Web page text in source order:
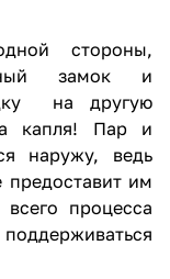
стороны,
замок и
на другую
капля! Пар и
наружу, ведь
им
процесса